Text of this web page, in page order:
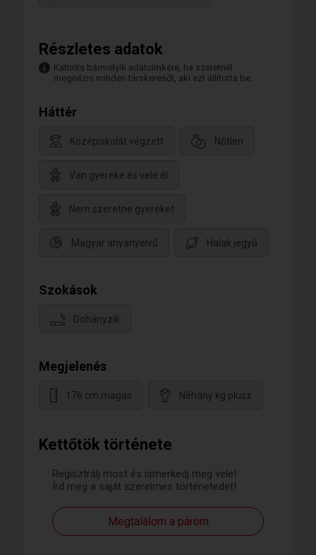
Kettőtök története
Regisztrálj most és ismerkedj meg vele!
Írd meg a saját szerelmes történetedet!
Megtalálom a párom
Részletes adatok
Kattints bármelyik adatcímkére, ha szeretnél
megnézni minden társkeresőt, aki ezt állította be.
Háttér
Középiskolát végzett Nőtlen
Van gyereke és vele él
Nem szeretne gyereket
Magyar anyanyelvű Halak jegyű
Szokások
Dohányzik
Megjelenés
176 cm magas Néhány kg plusz